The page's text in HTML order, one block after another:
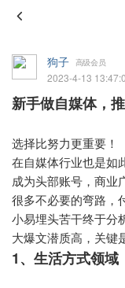
狗子 高级会员
2023-4-13
新手做自媒体，
选择比努力更重要！
在自媒体行业也是如
成为头部账号，商业
很多不必要的弯路，
小易埋头苦干终于分
大爆文潜质高，关键
1、生活方式领域